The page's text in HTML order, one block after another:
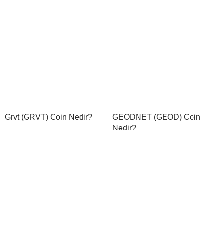
Grvt (GRVT) Coin Nedir?
GEODNET (GEOD) Coin
Nedir?